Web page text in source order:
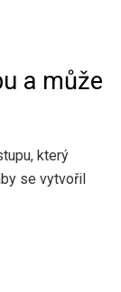
a může
který
se vytvořil